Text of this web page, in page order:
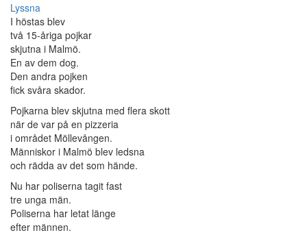
Lyssna
I höstas blev
två 15-åriga pojkar
skjutna i Malmö.
En av dem dog.
Den andra pojken
fick svåra skador.
Pojkarna blev skjutna med flera skott
när de var på en pizzeria
i området Möllevången.
Människor i Malmö blev ledsna
och rädda av det som hände.
Nu har poliserna tagit fast
tre unga män.
Poliserna har letat länge
efter männen.